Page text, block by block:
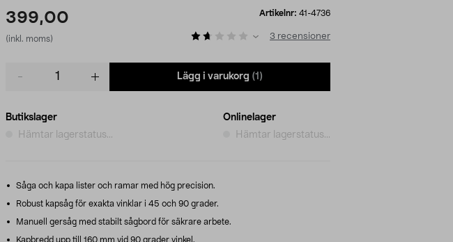
399,00
(inkl. moms)
Artikelnr: 41-4736
3 recensioner
Lägg i varukorg (1)
Butikslager
Hämtar lagerstatus...
Onlinelager
Hämtar lagerstatus...
Såga och kapa lister och ramar med hög precision.
Robust kapsåg för exakta vinklar i 45 och 90 grader.
Manuell gersåg med stabilt sågbord för säkrare arbete.
Kapbredd upp till 160 mm vid 90 grader vinkel.